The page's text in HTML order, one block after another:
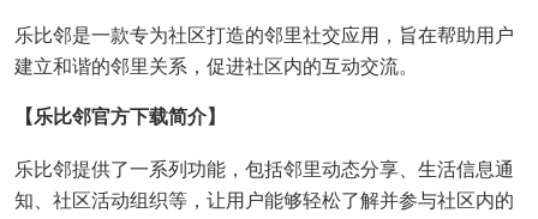
乐比邻是一款专为社区打造的邻里社交应用，旨在帮助用户
建立和谐的邻里关系，促进社区内的互动交流。
【乐比邻官方下载简介】
乐比邻提供了一系列功能，包括邻里动态分享、生活信息通
知、社区活动组织等，让用户能够轻松了解并参与社区内的